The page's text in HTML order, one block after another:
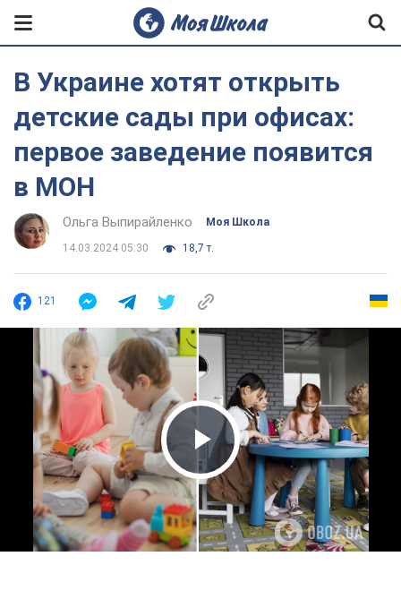
В Украине хотят открыть
детские сады при офисах:
первое заведение появится
в МОН
Ольга Выпирайленко Моя Школа
14.03.2024 05:30 18,7 т.
121
Play Video